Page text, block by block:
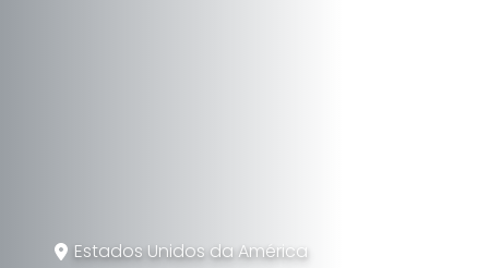
Estados Unidos da América